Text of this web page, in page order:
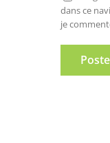
dans ce
je